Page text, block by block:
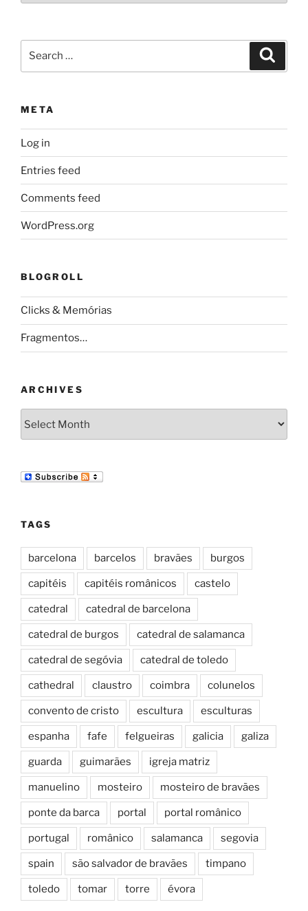
META
Log in
Entries feed
Comments feed
WordPress.org
BLOGROLL
Clicks & Memórias
Fragmentos…
ARCHIVES
TAGS
barcelona barcelos bravães burgos
capitéis capitéis românicos castelo
catedral catedral de barcelona
catedral de burgos catedral de salamanca
catedral de segóvia catedral de toledo
cathedral claustro coimbra colunelos
convento de cristo escultura esculturas
espanha fafe felgueiras galicia galiza
guarda guimarães igreja matriz
manuelino mosteiro mosteiro de bravães
ponte da barca portal portal românico
portugal românico salamanca segovia
spain são salvador de bravães timpano
toledo tomar torre évora